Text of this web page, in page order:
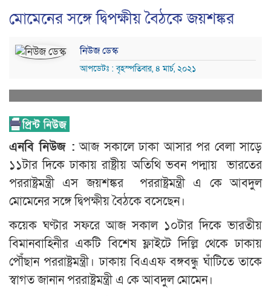
মোমেনের সঙ্গে দ্বিপক্ষীয় বৈঠকে জয়শঙ্কর
নিউজ ডেস্ক
আপডেটঃ : বৃহস্পতিবার, ৪ মার্চ, ২০২১
এনবি নিউজ : আজ সকালে ঢাকা আসার পর বেলা সাড়ে
১১টার দিকে ঢাকায় রাষ্ট্রীয় অতিথি ভবন পদ্মায় ভারতের
পররাষ্ট্রমন্ত্রী এস জয়শঙ্কর পররাষ্ট্রমন্ত্রী এ কে আবদুল
মোমেনের সঙ্গে দ্বিপক্ষীয় বৈঠকে বসেছেন।
কয়েক ঘণ্টার সফরে আজ সকাল ১০টার দিকে ভারতীয়
বিমানবাহিনীর একটি বিশেষ ফ্লাইটে দিল্লি থেকে ঢাকায়
পৌঁছান পররাষ্ট্রমন্ত্রী। ঢাকায় বিএএফ বঙ্গবন্ধু ঘাঁটিতে তাকে
স্বাগত জানান পররাষ্ট্রমন্ত্রী এ কে আবদুল মোমেন।